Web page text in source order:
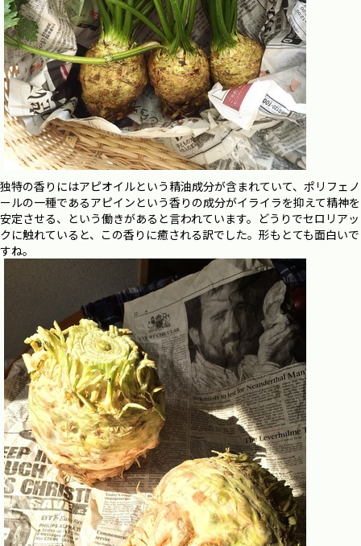
独特の香りにはアピオイルという精油成分が含まれていて、ポリフェノ
ールの一種であるアピインという香りの成分がイライラを抑えて精神を
安定させる、という働きがあると言われています。どうりでセロリアッ
クに触れていると、この香りに癒される訳でした。形もとても面白いで
すね。